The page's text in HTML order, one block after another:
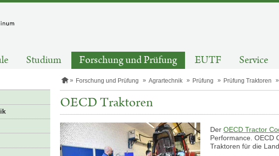
Studium Forschung und Prüfung EUTF Service
S
r
e
i
t
e
Forschung und Prüfung Agrartechnik Prüfung Prüfung Traktoren
OECD Traktoren
DerOECD Tractor
Performance. OECD
Traktoren für die